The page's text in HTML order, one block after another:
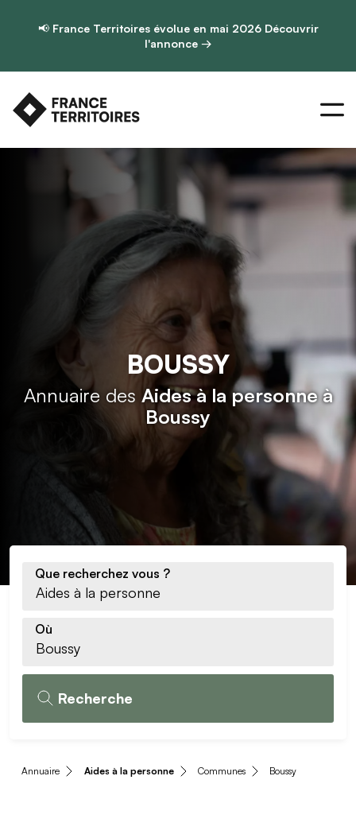
📢 France Territoires évolue en mai 2026 Découvrir
l'annonce →
BOUSSY
Annuaire des Aides à la personne à
Boussy
Que recherchez vous ?
Où
Recherche
Annuaire Aides à la personne Communes Boussy